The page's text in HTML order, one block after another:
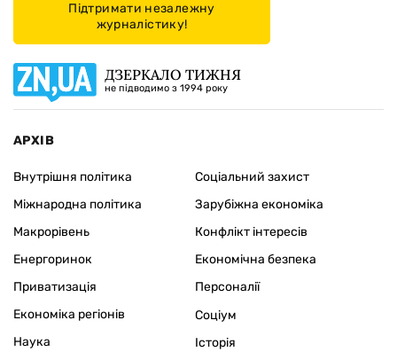
Підтримати незалежну
журналістику!
ДЗЕРКАЛО ТИЖНЯ
не підводимо з 1994 року
АРХІВ
Внутрішня політика
Міжнародна політика
Макрорівень
Енергоринок
Приватизація
Економіка регіонів
Соціальний захист
Зарубіжна економіка
Конфлікт інтересів
Економічна безпека
Персоналії
Наука
Соціум
Історія